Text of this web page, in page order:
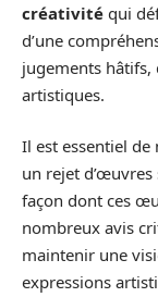
créativité qui
d’une
jugements hâtifs,
artistiques.
Il est essentiel
un rejet
façon dont ces
nombreux avis
maintenir une
expressions